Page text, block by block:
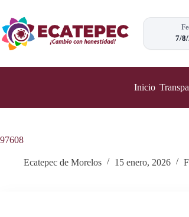
contenido
7/
Inicio
97608
Ecatepec de Morelos 15 enero, 2026